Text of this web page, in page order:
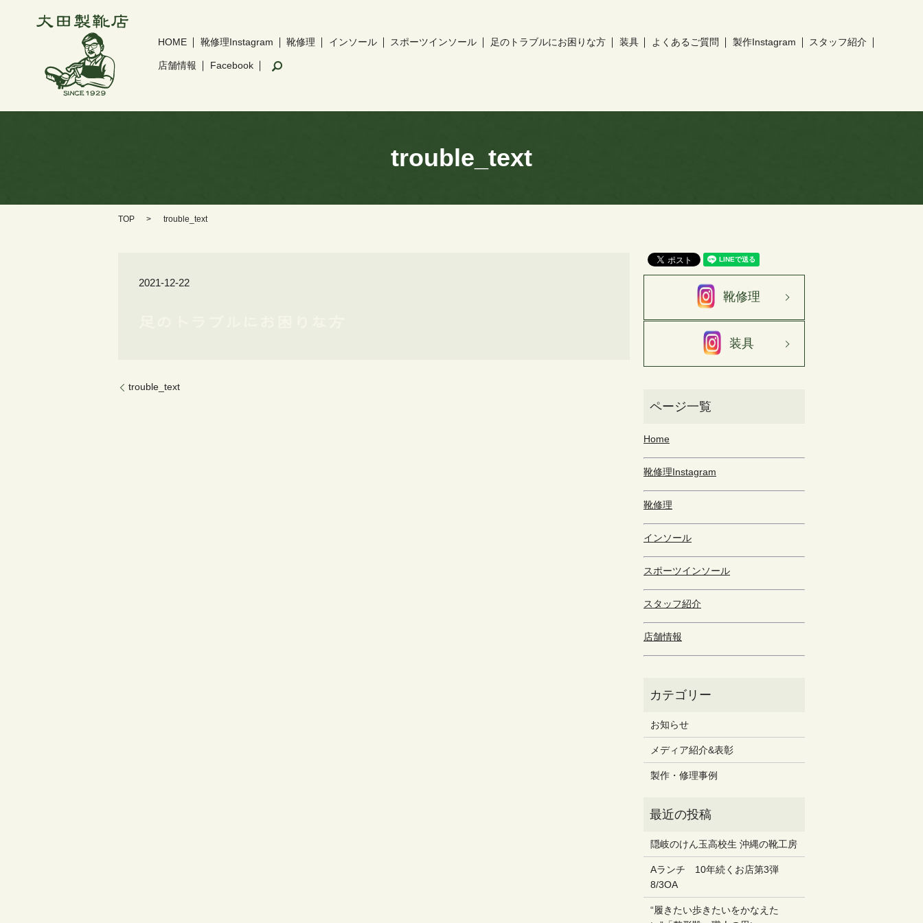
HOME 靴修理Instagram 靴修理 インソール スポーツインソール 足のトラブルにお困りな方 装具 よくあるご質問 製作Instagram スタッフ紹介
店舗情報 Facebook
trouble_text
TOP trouble_text
2021-12-22
trouble_text
靴修理
装具
Home
靴修理Instagram
靴修理
インソール
スポーツインソール
スタッフ紹介
店舗情報
お知らせ
メディア紹介&表彰
製作・修理事例
隠岐のけん玉高校生 沖縄の靴工房
Aランチ 10年続くお店第3弾
8/3OA
“履きたい歩きたいをかなえた